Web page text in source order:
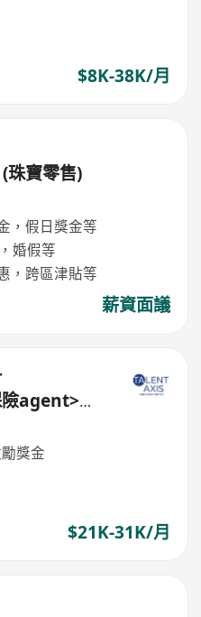
$8K-38K/月
珠寶零售)
，假日獎金等
婚假等
，跨區津貼等
薪資面議
agent>
獎金
$21K-31K/月